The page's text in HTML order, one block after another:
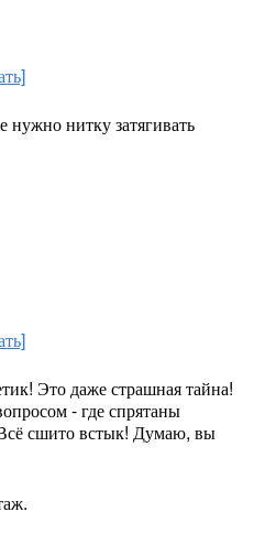
нитку затягивать
Это даже страшная тайна!
- где спрятаны
сшито встык! Думаю, вы